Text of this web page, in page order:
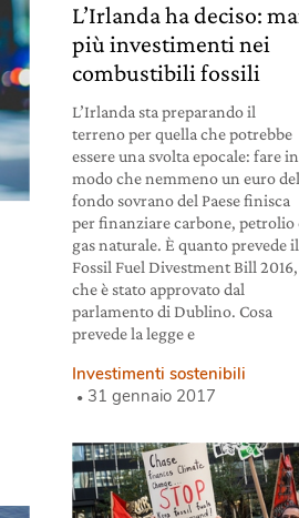
L’Irlanda ha deciso:
più investimenti nei
combustibili fossili
L’Irlanda sta preparando il
terreno per quella che potrebbe
essere una svolta epocale: fare in
modo che nemmeno un euro
fondo sovrano del Paese finisca
per finanziare carbone, petrolio
gas naturale. È quanto prevede il
Fossil Fuel Divestment Bill 2016,
che è stato approvato dal
parlamento di Dublino. Cosa
prevede la legge e
Investimenti sostenibili
31 gennaio 2017